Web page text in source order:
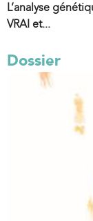
L’analyse
VRAI et...
Dossier